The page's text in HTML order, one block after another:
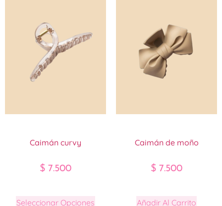
Caimán curvy
$ 7.500
Seleccionar Opciones
Caimán de moño
$ 7.500
Añadir Al Carrito